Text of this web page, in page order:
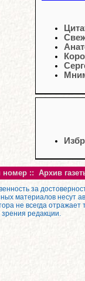
номер :: Архив
за
материалов несут
не всегда отражает
зрения редакции.